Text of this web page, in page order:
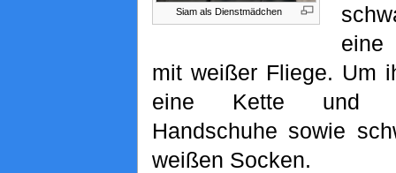
Siam als Dienstmädchen
eine
mit weißer Fliege. Um
eine Kette und
Handschuhe sowie
weißen Socken.